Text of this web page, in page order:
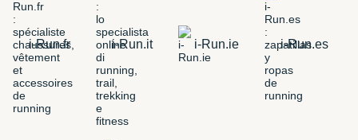
i-Run.fr i-Run.it i-Run.ie i-Run.es